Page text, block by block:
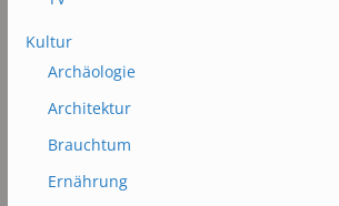
Kultur
Archäologie
Architektur
Brauchtum
Ernährung